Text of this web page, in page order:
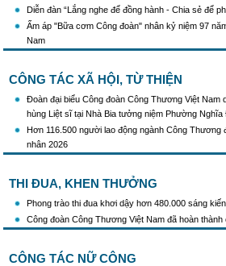
(28/7/1929 - 28/7/2026)
Khẩu hiệu tuyên truyền trong nhiệm kỳ Đại hội
Triển khai thực hiện Chỉ thị số 25/CT-TTg của Thủ
công tác phòng, chống buôn lậu, vận chuyển,
Diễn đàn “Lắng nghe để đồng hành - Chia sẻ để
Ấm áp "Bữa cơm Công đoàn" nhân kỷ niệm 97
Nam
CÔNG TÁC XÃ HỘI, TỪ THIỆN
Đoàn đại biểu Công đoàn Công Thương Việt Nam
hùng Liệt sĩ tại Nhà Bia tưởng niệm Phường Nghĩa
Hơn 116.500 người lao động ngành Công Thương
nhân 2026
THI ĐUA, KHEN THƯỞNG
Phong trào thi đua khơi dậy hơn 480.000 sáng
Công đoàn Công Thương Việt Nam đã hoàn thành
CÔNG TÁC NỮ CÔNG